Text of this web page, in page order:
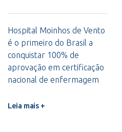
Hospital Moinhos de Vento
é o primeiro do Brasil a
conquistar 100% de
aprovação em certificação
nacional de enfermagem
Leia mais +